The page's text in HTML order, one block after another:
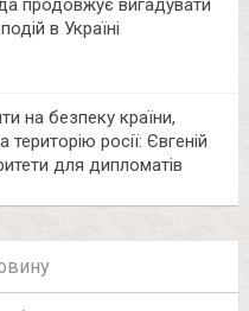
продовжує вигадувати
в Україні
на безпеку країни,
територію росії: Євгеній
для дипломатів